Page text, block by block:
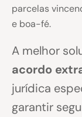
parcelas
e boa-fé.
A melhor
acordo
jurídica
garantir